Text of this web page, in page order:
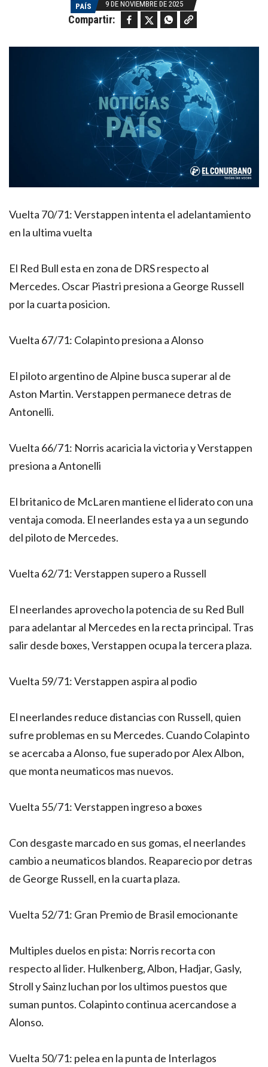
PAÍS 9 DE NOVIEMBRE DE 2025
Compartir: Facebook Twitter WhatsApp Copy link
Vuelta 70/71: Verstappen intenta el adelantamiento
en la ultima vuelta
El Red Bull esta en zona de DRS respecto al
Mercedes. Oscar Piastri presiona a George Russell
por la cuarta posicion.
Vuelta 67/71: Colapinto presiona a Alonso
El piloto argentino de Alpine busca superar al de
Aston Martin. Verstappen permanece detras de
Antonelli.
Vuelta 66/71: Norris acaricia la victoria y Verstappen
presiona a Antonelli
El britanico de McLaren mantiene el liderato con una
ventaja comoda. El neerlandes esta ya a un segundo
del piloto de Mercedes.
Vuelta 62/71: Verstappen supero a Russell
El neerlandes aprovecho la potencia de su Red Bull
para adelantar al Mercedes en la recta principal. Tras
salir desde boxes, Verstappen ocupa la tercera plaza.
Vuelta 59/71: Verstappen aspira al podio
El neerlandes reduce distancias con Russell, quien
sufre problemas en su Mercedes. Cuando Colapinto
se acercaba a Alonso, fue superado por Alex Albon,
que monta neumaticos mas nuevos.
Vuelta 55/71: Verstappen ingreso a boxes
Con desgaste marcado en sus gomas, el neerlandes
cambio a neumaticos blandos. Reaparecio por detras
de George Russell, en la cuarta plaza.
Vuelta 52/71: Gran Premio de Brasil emocionante
Multiples duelos en pista: Norris recorta con
respecto al lider. Hulkenberg, Albon, Hadjar, Gasly,
Stroll y Sainz luchan por los ultimos puestos que
suman puntos. Colapinto continua acercandose a
Alonso.
Vuelta 50/71: pelea en la punta de Interlagos